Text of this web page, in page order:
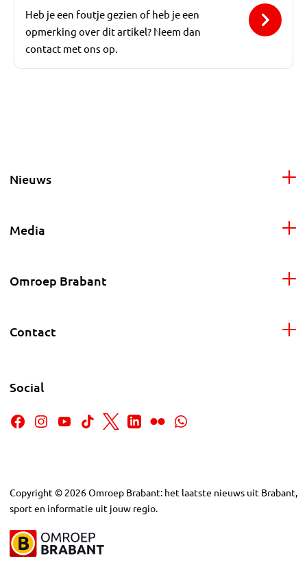
Heb je een foutje gezien of heb je een
opmerking over dit artikel? Neem dan
contact met ons op.
Nieuws
Media
Omroep Brabant
Contact
Social
Copyright © 2026Omroep Brabant: het laatste nieuws uit Brabant,
sport en informatie uit jouw regio.